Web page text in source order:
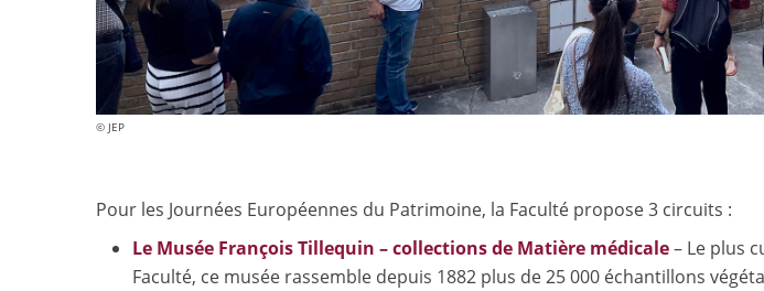
© JEP
Pour les Journées Européennes du Patrimoine, la Faculté propose 3 circuits :
Le Musée François Tillequin – collections de Matière médicale– Le plus
Faculté, ce musée rassemble depuis 1882 plus de 25 000 échantillons